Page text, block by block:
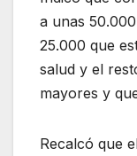
a unas
25.000 que
salud y el
mayores y
Recalcó que